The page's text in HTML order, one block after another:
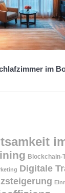
im
Blockchain-
Digitale